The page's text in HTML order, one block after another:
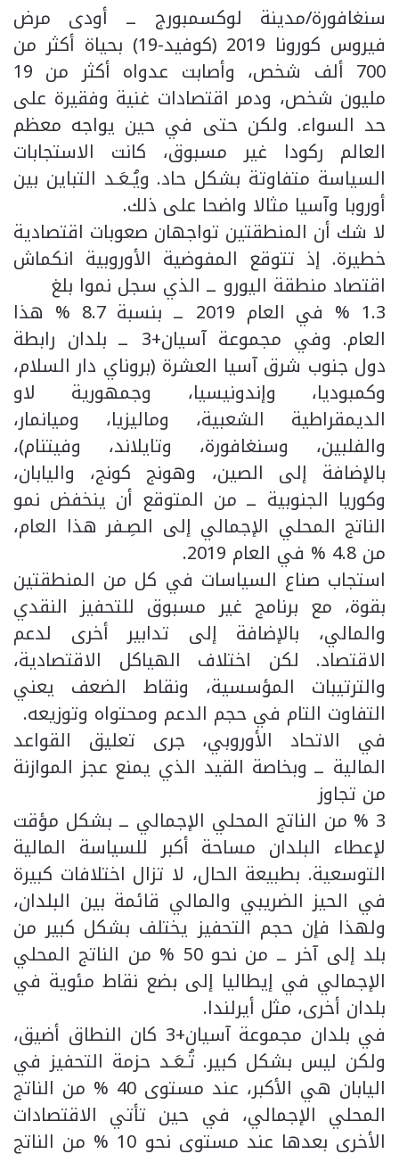
سنغافورة/مدينة لوكسمبورج ــ أودى مرض
فيروس كورونا 2019 (كوفيد-19) بحياة أكثر من
700 ألف شخص، وأصابت عدواه أكثر من 19
مليون شخص، ودمر اقتصادات غنية وفقيرة على
حد السواء. ولكن حتى في حين يواجه معظم
العالم ركودا غير مسبوق، كانت الاستجابات
السياسة متفاوتة بشكل حاد. ويُـعَـد التباين بين
أوروبا وآسيا مثالا واضحا على ذلك.
لا شك أن المنطقتين تواجهان صعوبات اقتصادية
خطيرة. إذ تتوقع المفوضية الأوروبية انكماش
اقتصاد منطقة اليورو ــ الذي سجل نموا بلغ
1.3 % في العام 2019 ــ بنسبة 8.7 % هذا
العام. وفي مجموعة آسيان+3 ــ بلدان رابطة
دول جنوب شرق آسيا العشرة (بروناي دار السلام،
وكمبوديا، وإندونيسيا، وجمهورية لاو
الديمقراطية الشعبية، وماليزيا، وميانمار،
والفلبين، وسنغافورة، وتايلاند، وفيتنام)،
بالإضافة إلى الصين، وهونج كونج، واليابان،
وكوريا الجنوبية ــ من المتوقع أن ينخفض نمو
الناتج المحلي الإجمالي إلى الصِـفر هذا العام،
من 4.8 % في العام 2019.
استجاب صناع السياسات في كل من المنطقتين
بقوة، مع برنامج غير مسبوق للتحفيز النقدي
والمالي، بالإضافة إلى تدابير أخرى لدعم
الاقتصاد. لكن اختلاف الهياكل الاقتصادية،
والترتيبات المؤسسية، ونقاط الضعف يعني
التفاوت التام في حجم الدعم ومحتواه وتوزيعه.
في الاتحاد الأوروبي، جرى تعليق القواعد
المالية ــ وبخاصة القيد الذي يمنع عجز الموازنة
من تجاوز
3 % من الناتج المحلي الإجمالي ــ بشكل مؤقت
لإعطاء البلدان مساحة أكبر للسياسة المالية
التوسعية. بطبيعة الحال، لا تزال اختلافات كبيرة
في الحيز الضريبي والمالي قائمة بين البلدان،
ولهذا فإن حجم التحفيز يختلف بشكل كبير من
بلد إلى آخر ــ من نحو 50 % من الناتج المحلي
الإجمالي في إيطاليا إلى بضع نقاط مئوية في
بلدان أخرى، مثل أيرلندا.
في بلدان مجموعة آسيان+3 كان النطاق أضيق،
ولكن ليس بشكل كبير. تُـعَـد حزمة التحفيز في
اليابان هي الأكبر، عند مستوى 40 % من الناتج
المحلي الإجمالي، في حين تأتي الاقتصادات
الأخرى بعدها عند مستوى نحو 10 % من الناتج